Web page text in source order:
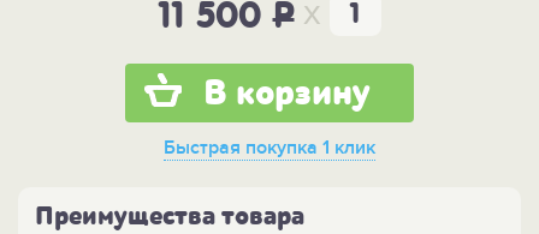
11 500P x
В корзину
Быстрая покупка 1 клик
Преимущества товара